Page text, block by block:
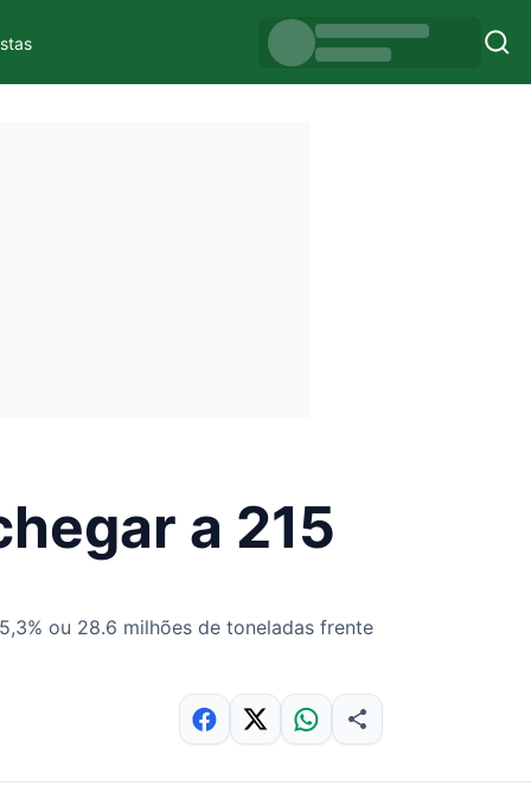
a 215
ou 28.6 milhões de toneladas frente